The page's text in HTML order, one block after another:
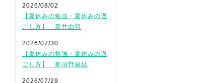
2026/08/02
【夏休みの勉強・夏休みの過
ごし方】 新井由羽
2026/07/30
【夏休みの勉強・夏休みの過
ごし方】 那須野皇結
2026/07/29